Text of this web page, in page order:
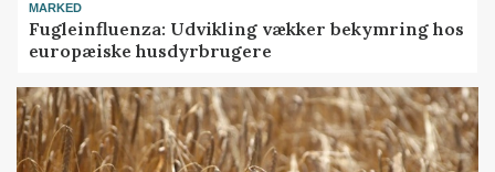
MARKED
Fugleinfluenza: Udvikling vækker bekymring hos
europæiske husdyrbrugere